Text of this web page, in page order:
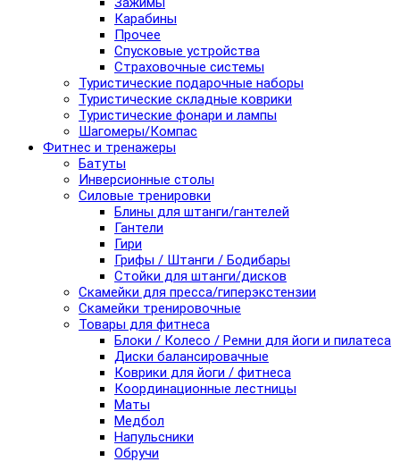
Карабины
Прочее
Спусковые устройства
Страховочные системы
Туристические подарочные наборы
Туристические складные коврики
Туристические фонари и лампы
Шагомеры/Компас
Фитнес и тренажеры
Батуты
Инверсионные столы
Силовые тренировки
Блины для штанги/гантелей
Гантели
Гири
Грифы / Штанги / Бодибары
Стойки для штанги/дисков
Скамейки для пресса/гиперэкстензии
Скамейки тренировочные
Товары для фитнеса
Блоки / Колесо / Ремни для йоги и пилатеса
Диски балансировачные
Коврики для йоги / фитнеса
Координационные лестницы
Маты
Медбол
Напульсники
Обручи